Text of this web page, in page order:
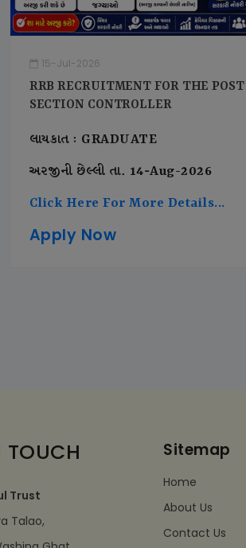
15-Jul-2026
RRB RECRUITMENT FOR THE POST
SECTION CONTROLLER
લાયકાત : GRADUATE
અરજીની છેલ્લી તા. 14-Aug-2026
Click Here For More Details...
Apply Now
TOUCH
Trust
Talao,
Sitemap
Home
About Us
Contact Us